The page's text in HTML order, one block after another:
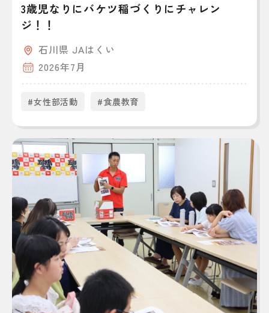
3歳児なりにバケツ稲づくりにチャレン
ジ！！
石川県 JAはくい
2026年7月
#女性部活動 #食農教育